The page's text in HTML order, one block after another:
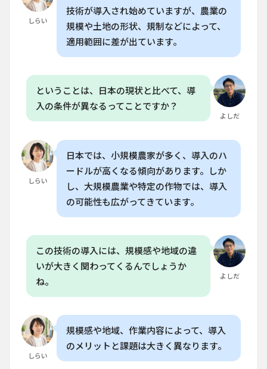
しらい
技術が導入され始めていますが、農業の
規模や土地の形状、規制などによって、
適用範囲に差が出ています。
よしだ
ということは、日本の現状と比べて、導
入の条件が異なるってことですか？
しらい
日本では、小規模農家が多く、導入のハ
ードルが高くなる傾向があります。しか
し、大規模農業や特定の作物では、導入
の可能性も広がってきています。
よしだ
この技術の導入には、規模感や地域の違
いが大きく関わってくるんでしょうか
ね。
しらい
規模感や地域、作業内容によって、導入
のメリットと課題は大きく異なります。